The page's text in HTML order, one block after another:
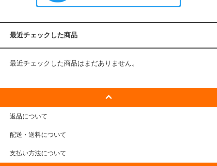
最近チェックした商品
最近チェックした商品はまだありません。
返品について
配送・送料について
支払い方法について